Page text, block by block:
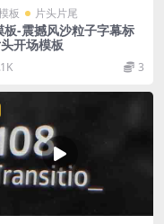
板 片头片尾
板-震撼风沙粒子字幕标
开场模板
3